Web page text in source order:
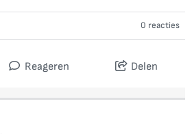
0 reacties
Reageren Delen